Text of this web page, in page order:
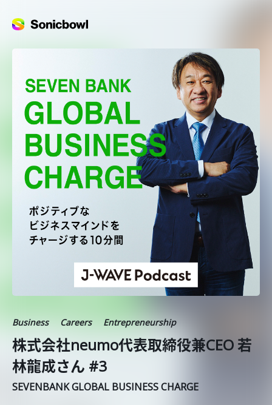
Business Careers Entrepreneurship
株式会社neumo代表取締役兼CEO 若
林龍成さん #3
SEVENBANK GLOBAL BUSINESS CHARGE